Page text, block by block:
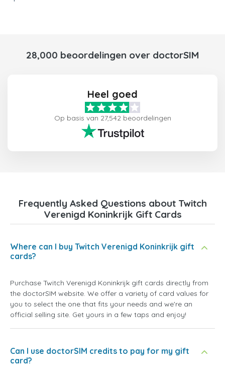
28,000 beoordelingen over doctorSIM
Heel goed
Op basis van 27,542 beoordelingen
Frequently Asked Questions about Twitch
Verenigd Koninkrijk Gift Cards
Where can I buy Twitch Verenigd Koninkrijk gift
cards?
Purchase Twitch Verenigd Koninkrijk gift cards directly from
the doctorSIM website. We offer a variety of card values for
you to select the one that fits your needs and we're an
official selling site. Get yours in a few taps and enjoy!
Can I use doctorSIM credits to pay for my gift
card?